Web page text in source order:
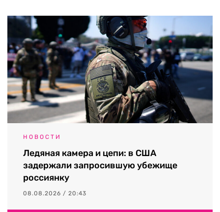
НОВОСТИ
Ледяная камера и цепи: в США
задержали запросившую убежище
россиянку
08.08.2026 / 20:43